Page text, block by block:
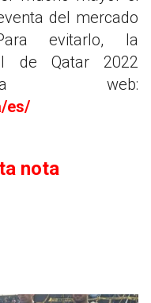
del mercado
evitarlo, la
de Qatar 2022
web:
es/
nota